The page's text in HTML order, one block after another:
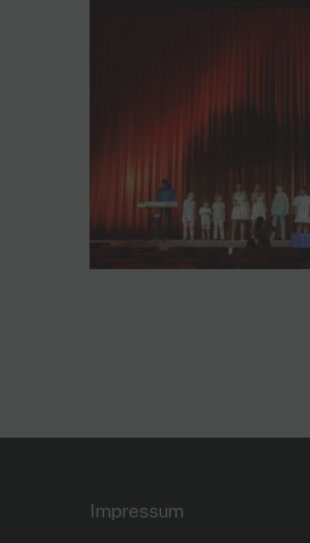
Impressum